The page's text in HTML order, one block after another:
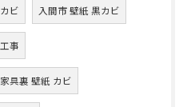
ビ 入間市 壁紙 黒カビ
事
具裏 壁紙 カビ